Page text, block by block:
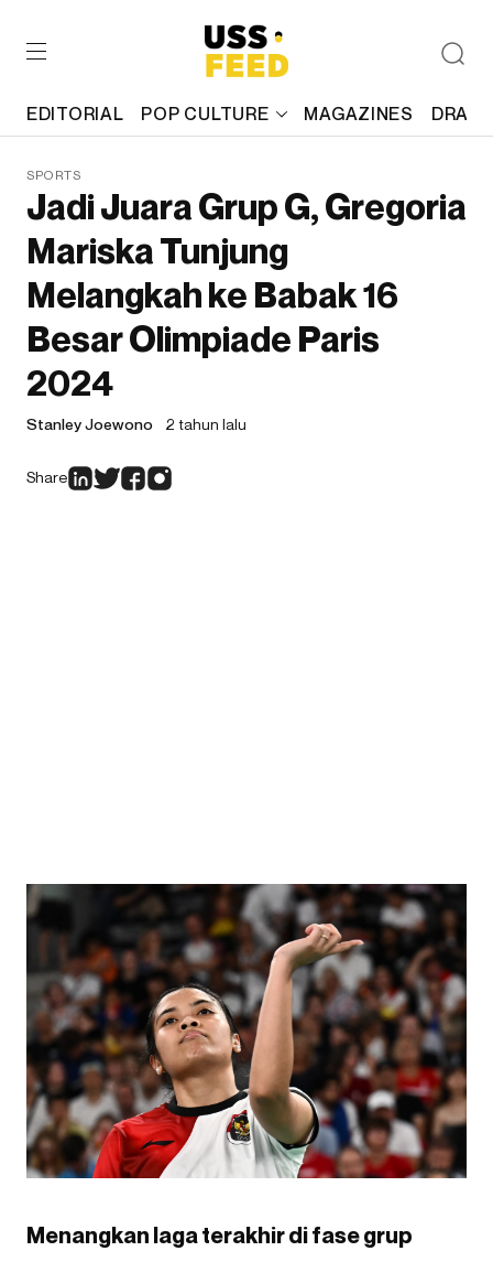
EDITORIAL POP CULTURE MAGAZINES
SPORTS
Jadi Juara Grup G, Gregoria
Mariska Tunjung
Melangkah ke Babak 16
Besar Olimpiade Paris
2024
Stanley Joewono 2 tahun lalu
Share
Menangkan laga terakhir di fase grup